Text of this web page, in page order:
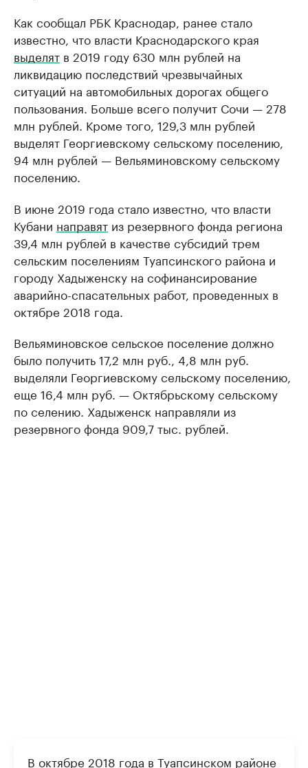
Как сообщал РБК Краснодар, ранее стало
известно, что власти Краснодарского края
выделят в 2019 году 630 млн рублей на
ликвидацию последствий чрезвычайных
ситуаций на автомобильных дорогах общего
пользования. Больше всего получит Сочи — 278
млн рублей. Кроме того, 129,3 млн рублей
выделят Георгиевскому сельскому поселению,
94 млн рублей — Вельяминовскому сельскому
поселению.
В июне 2019 года стало известно, что власти
Кубани направят из резервного фонда региона
39,4 млн рублей в качестве субсидий трем
сельским поселениям Туапсинского района и
городу Хадыженску на софинансирование
аварийно-спасательных работ, проведенных в
октябре 2018 года.
Вельяминовское сельское поселение должно
было получить 17,2 млн руб., 4,8 млн руб.
выделяли Георгиевскому сельскому поселению,
еще 16,4 млн руб. — Октябрьскому сельскому
по селению. Хадыженск направляли из
резервного фонда 909,7 тыс. рублей.
В октябре 2018 года в Туапсинском районе